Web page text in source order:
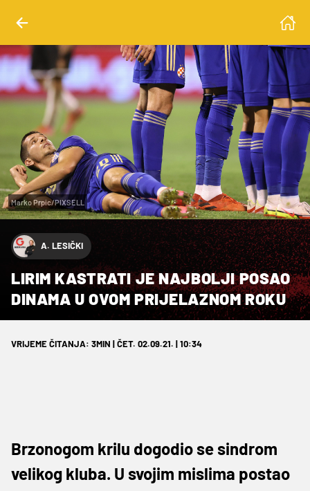
Marko Prpic/PIXSELL
A. LESIČKI
LIRIM KASTRATI JE NAJBOLJI POSAO
DINAMA U OVOM PRIJELAZNOM ROKU
VRIJEME ČITANJA: 3MIN | ČET. 02.09.21. | 10:34
Brzonogom krilu dogodio se sindrom
velikog kluba. U svojim mislima postao